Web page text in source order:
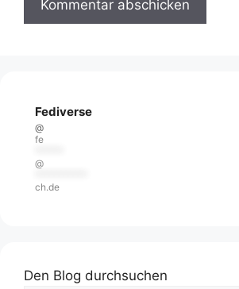
Fediverse
@
fe
@
ch.de
Den Blog durchsuchen